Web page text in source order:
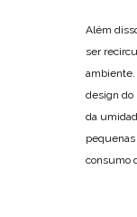
Além
ser
ambiente.
design do
da
consumo